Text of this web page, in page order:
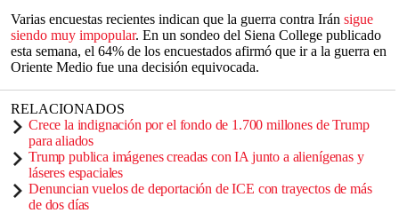
Varias encuestas recientes indican que la guerra contra Irán sigue
siendo muy impopular. En un sondeo del Siena College publicado
esta semana, el 64% de los encuestados afirmó que ir a la guerra en
Oriente Medio fue una decisión equivocada.
RELACIONADOS
Crece la indignación por el fondo de 1.700 millones de Trump
para aliados
Trump publica imágenes creadas con IA junto a alienígenas y
láseres espaciales
Denuncian vuelos de deportación de ICE con trayectos de más
de dos días